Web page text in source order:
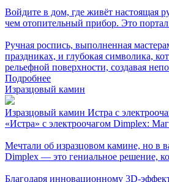
Войдите в дом, где живёт настоящая
чем отопительный прибор. Это
Ручная роспись, выполненная
праздниках, и глубокая символика,
рельефной поверхности, создавая
Подробнее
Изразцовый камин
Изразцовый камин Истра с
«Истра» с электроочагом Dimplex:
Мечтали об изразцовом камине, но в
Dimplex — это гениальное решение,
Благодаря инновационному 3D-